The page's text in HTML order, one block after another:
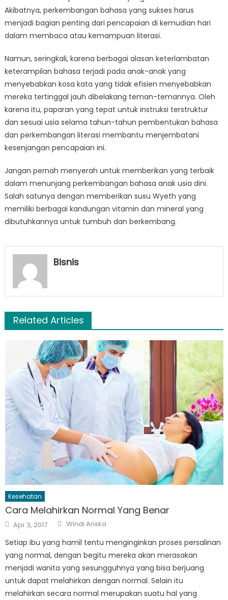
Akibatnya, perkembangan bahasa yang sukses harus
menjadi bagian penting dari pencapaian di kemudian hari
dalam membaca atau kemampuan literasi.
Namun, seringkali, karena berbagai alasan keterlambatan
keterampilan bahasa terjadi pada anak-anak yang
menyebabkan kosa kata yang tidak efisien menyebabkan
mereka tertinggal jauh dibelakang teman-temannya. Oleh
karena itu, paparan yang tepat untuk instruksi terstruktur
dan sesuai usia selama tahun-tahun pembentukan bahasa
dan perkembangan literasi membantu menjembatani
kesenjangan pencapaian ini.
Jangan pernah menyerah untuk memberikan yang terbaik
dalam menunjang perkembangan bahasa anak usia dini.
Salah satunya dengan memberikan susu Wyeth yang
memiliki berbagai kandungan vitamin dan mineral yang
dibutuhkannya untuk tumbuh dan berkembang.
Bisnis
Related Articles
Kesehatan
Cara Melahirkan Normal Yang Benar
Posted
on
Apr 3, 2017 Author
Windi Ariska
Setiap ibu yang hamil tentu menginginkan proses persalinan
yang normal, dengan begitu mereka akan merasakan
menjadi wanita yang sesungguhnya yang bisa berjuang
untuk dapat melahirkan dengan normal. Selain itu
melahirkan secara normal merupakan suatu hal yang